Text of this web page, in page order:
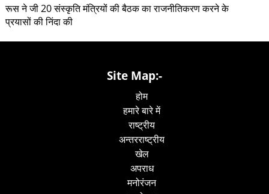
रूस ने जी 20 संस्कृति मंत्रियों की बैठक का राजनीतिकरण करने के
प्रयासों की निंदा की
Site Map:-
होम
हमारे बारे में
राष्ट्रीय
अन्तरराष्ट्रीय
खेल
अपराध
मनोरंजन